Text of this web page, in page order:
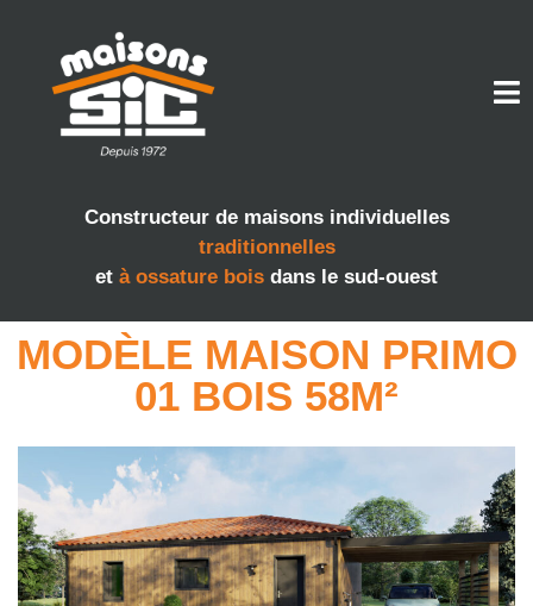
Constructeur de maisons individuelles
traditionnelles
et à ossature bois dans le sud-ouest
MODÈLE MAISON PRIMO
01 BOIS 58M²